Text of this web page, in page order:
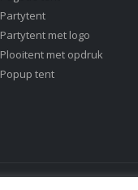
Partytent
Partytent met logo
Plooitent met opdruk
Popup tent